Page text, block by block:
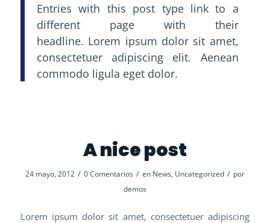
Entries with this post type link to a
different page with their
headline. Lorem ipsum dolor sit amet,
consectetuer adipiscing elit. Aenean
commodo ligula eget dolor.
A nice post
24 mayo, 2012 / 0 Comentarios / en News, Uncategorized / por
demos
Lorem ipsum dolor sit amet, consectetuer adipiscing